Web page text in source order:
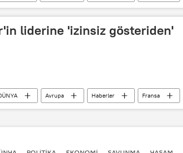
Rıfat Esad
liderine 'izinsiz gösteriden'
Avrupa Haberler Fransa
Sarayı Sarı Yelekliler gösteri